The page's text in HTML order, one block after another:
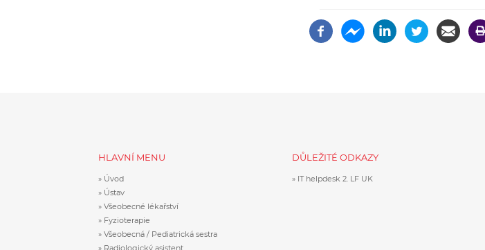
HLAVNÍ MENU
Úvod
Ústav
Všeobecné lékařství
Fyzioterapie
Všeobecná / Pediatrická sestra
Radiologický asistent
DŮLEŽITÉ ODKAZY
IT helpdesk 2. LF UK